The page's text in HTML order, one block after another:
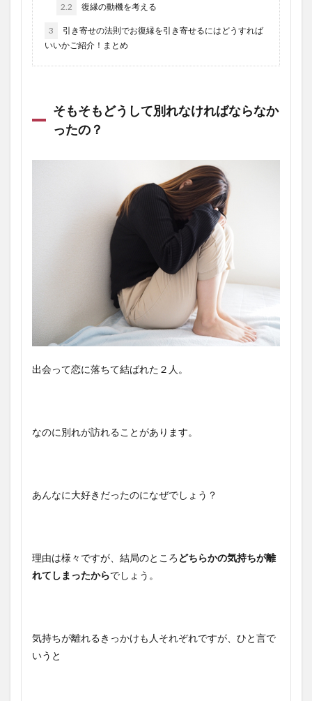
2.2 復縁の動機を考える
3
引き寄せの法則でお復縁を引き寄せるにはどうすれば
いいかご紹介！まとめ
そもそもどうして別れなければならなか
ったの？
出会って恋に落ちて結ばれた２人。
なのに別れが訪れることがあります。
あんなに大好きだったのになぜでしょう？
理由は様々ですが、結局のところ どちらかの気持ちが離
れてしまったからでしょう。
気持ちが離れるきっかけも人それぞれですが、ひと言で
いうと